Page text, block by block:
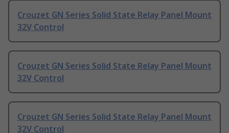
Crouzet GN Series Solid State Relay Panel Mount
32V Control
Crouzet GN Series Solid State Relay Panel Mount
32V Control
Crouzet GN Series Solid State Relay Panel Mount
32V Control